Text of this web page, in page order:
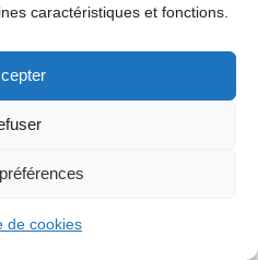
caractéristiques et fonctions.
de cookies